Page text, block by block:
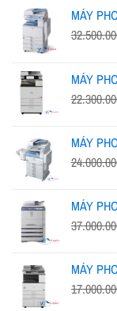
MÁY
MÁY
MÁY
MÁY
MÁY